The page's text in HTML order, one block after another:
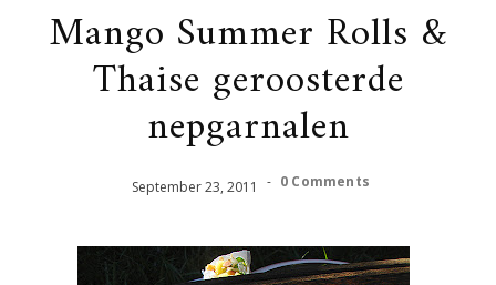
Mango Summer Rolls &
Thaise geroosterde
nepgarnalen
September23, 2011 - 0 Comments